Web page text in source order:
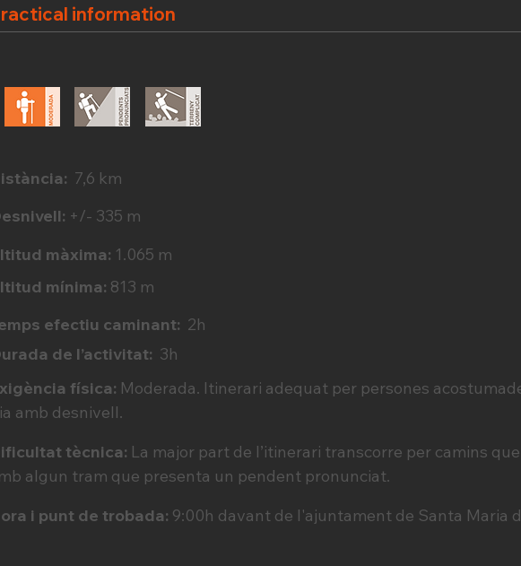
information
7,6 km
+/- 335 m
màxima: 1.065 m
mínima: 813 m
efectiu caminant: 2h
de l’activitat: 3h
física: Moderada. Itinerari adequat per persones
amb desnivell.
tècnica: La major part de l’itinerari transcorre per camins
algun tram que presenta un pendent pronunciat.
i punt de trobada: 9:00h davant de l'ajuntament de Santa Maria